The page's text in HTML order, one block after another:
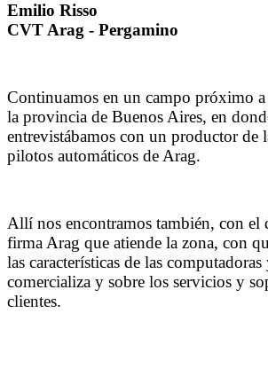
Emilio Risso
CVT Arag - Pergamino
Continuamos en un campo próximo
la provincia de Buenos Aires, en
entrevistábamos con un productor de
pilotos automáticos de Arag.
Allí nos encontramos también, con
firma Arag que atiende la zona, con
las características de las
comercializa y sobre los servicios y
clientes.